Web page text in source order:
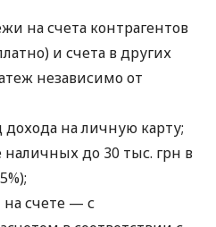
на счета контрагентов
и счета в других
независимо от
на личную карту;
наличных до 30 тыс. грн в
счете — с